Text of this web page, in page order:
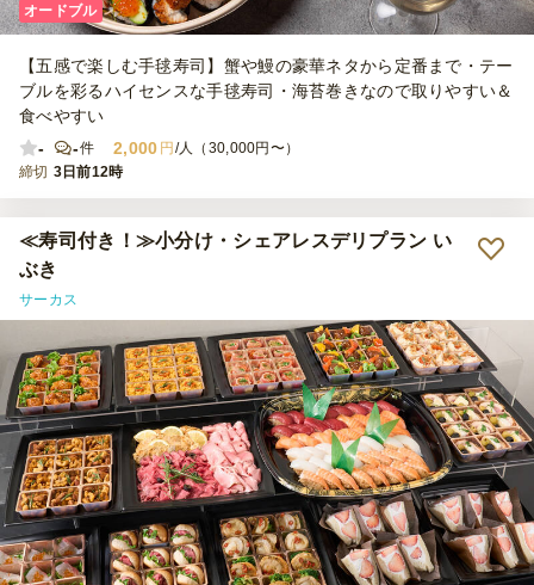
オードブル
【五感で楽しむ手毬寿司】蟹や鰻の豪華ネタから定番まで・テー
ブルを彩るハイセンスな手毬寿司・海苔巻きなので取りやすい＆
食べやすい
-
-件 2,000 円/人（30,000円〜）
締切 3日前12時
≪寿司付き！≫小分け・シェアレスデリプラン い
ぶき
サーカス